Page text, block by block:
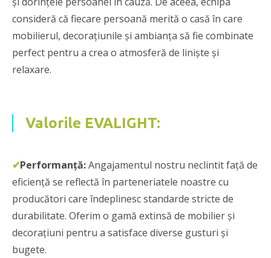
consideră că fiecare persoană merită o casă în care
mobilierul, decorațiunile și ambianța să fie combinate
perfect pentru a crea o atmosferă de liniște și
relaxare.
Valorile EVALIGHT:
✔Performanţă:Angajamentul nostru neclintit față de
eficienţă se reflectă în parteneriatele noastre cu
producători care îndeplinesc standarde stricte de
durabilitate. Oferim o gamă extinsă de mobilier și
decorațiuni pentru a satisface diverse gusturi și
bugete.